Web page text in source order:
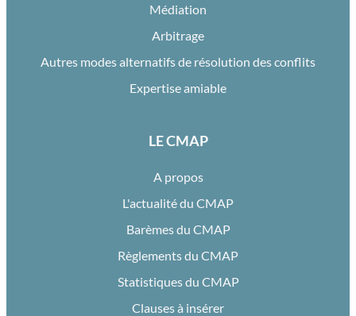
Médiation
Arbitrage
Autres modes alternatifs de résolution des conflits
Expertise amiable
LE CMAP
A propos
L'actualité du CMAP
Barèmes du CMAP
Règlements du CMAP
Statistiques du CMAP
Clauses à insérer